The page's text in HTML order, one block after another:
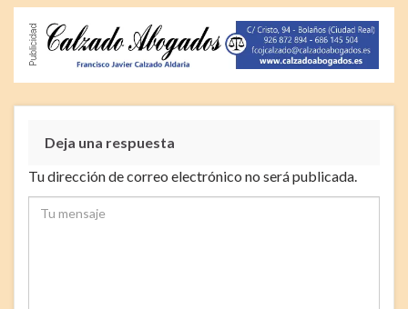
Deja una respuesta
Tu dirección de correo electrónico no será publicada.